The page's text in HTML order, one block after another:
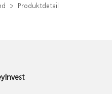
Produktdetail